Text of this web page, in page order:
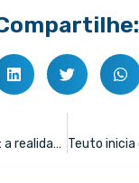
Planejar ou perecer: a realidade do varejo farmacêutico